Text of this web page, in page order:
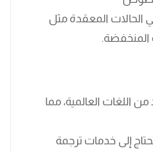
المعقدة مثل
المنخفضة.
من اللغات العالمية، مما
إلى خدمات ترجمة